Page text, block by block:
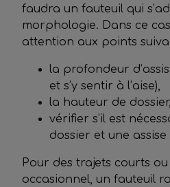
faudra un fauteuil qui
morphologie. Dans ce
attention aux points
la profondeur
et s’y sentir à l’aise),
la hauteur de dossier,
vérifier s’il est
dossier et une
Pour des trajets courts
occasionnel, un fauteuil